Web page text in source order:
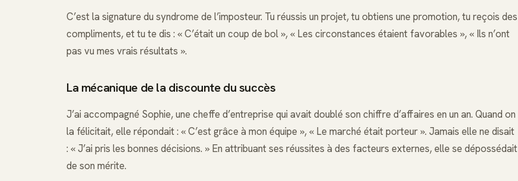
C’est la signature du syndrome de l’imposteur. Tu réussis un projet, tu obtiens une promotion, tu reçois des
compliments, et tu te dis : « C’était un coup de bol », « Les circonstances étaient favorables », « Ils n’ont
pas vu mes vrais résultats ».
La mécanique de la discounte du succès
J’ai accompagné Sophie, une cheffe d’entreprise qui avait doublé son chiffre d’affaires en un an. Quand on
la félicitait, elle répondait : « C’est grâce à mon équipe », « Le marché était porteur ». Jamais elle ne disait
: « J’ai pris les bonnes décisions. » En attribuant ses réussites à des facteurs externes, elle se dépossédait
de son mérite.